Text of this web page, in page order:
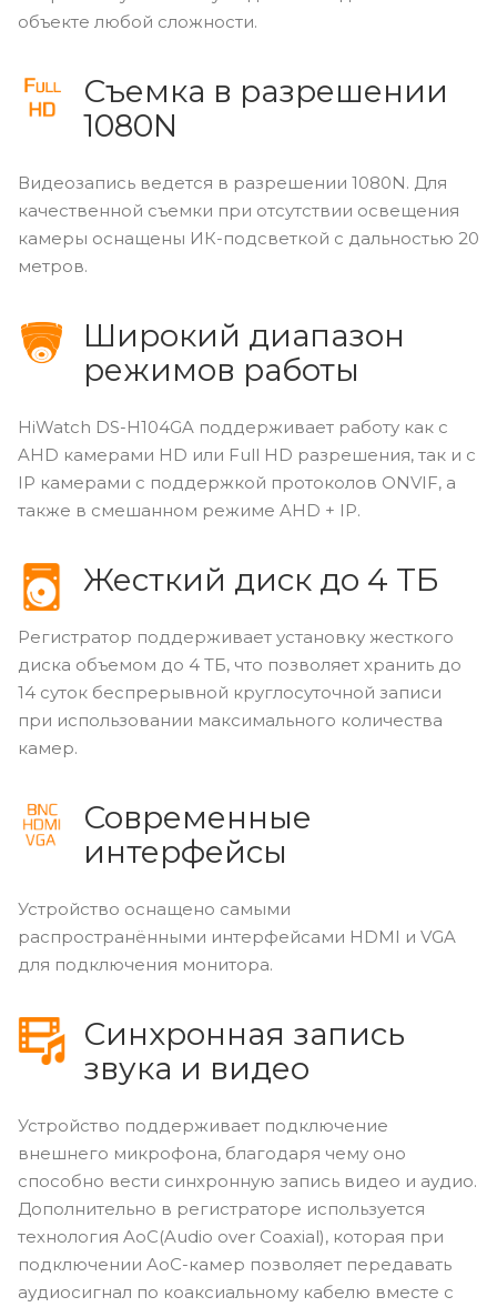
объекте любой сложности.
Съемка в разрешении
1080N
Видеозапись ведется в разрешении 1080N. Для
качественной съемки при отсутствии освещения
камеры оснащены ИК-подсветкой с дальностью 20
метров.
Широкий диапазон
режимов работы
HiWatch DS-H104GA поддерживает работу как с
AHD камерами HD или Full HD разрешения, так и с
IP камерами с поддержкой протоколов ONVIF, а
также в смешанном режиме AHD + IP.
Жесткий диск до 4 ТБ
Регистратор поддерживает установку жесткого
диска объемом до 4 ТБ, что позволяет хранить до
14 суток беспрерывной круглосуточной записи
при использовании максимального количества
камер.
Современные
интерфейсы
Устройство оснащено самыми
распространёнными интерфейсами HDMI и VGA
для подключения монитора.
Синхронная запись
звука и видео
Устройство поддерживает подключение
внешнего микрофона, благодаря чему оно
способно вести синхронную запись видео и аудио.
Дополнительно в регистраторе используется
технология AoC(Audio over Coaxial), которая при
подключении AoC-камер позволяет передавать
аудиосигнал по коаксиальному кабелю вместе с